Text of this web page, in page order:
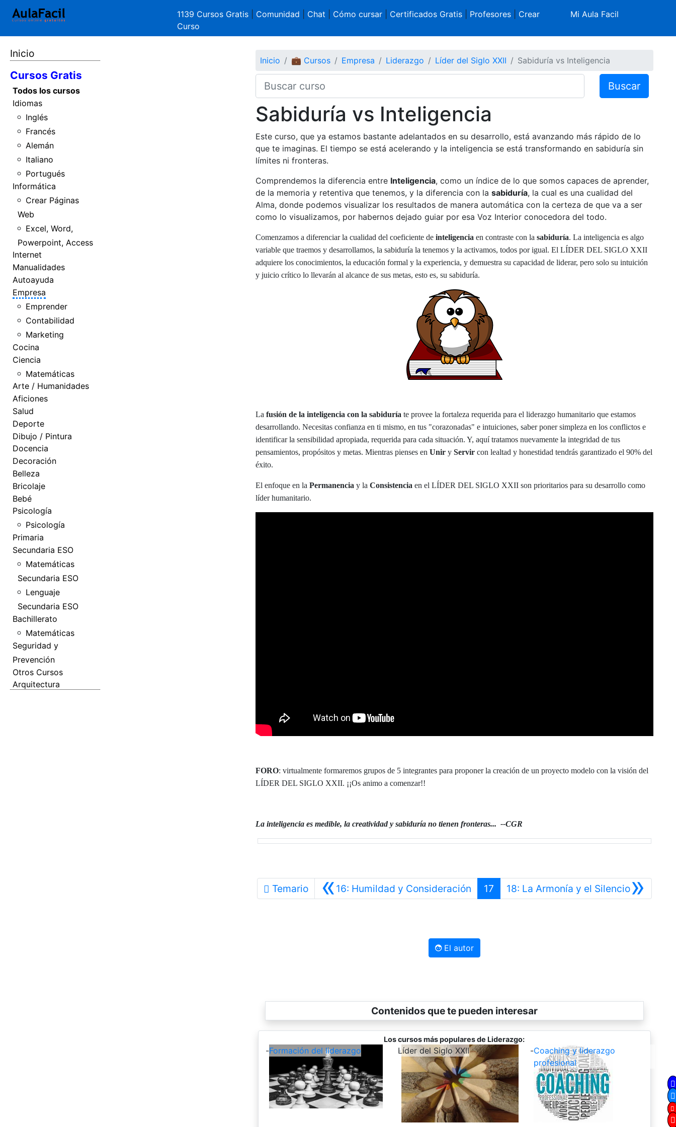
1139 Cursos Gratis Comunidad Chat Cómo cursar| Certificados Gratis| Profesores| Crear
Curso
Mi Aula Facil
Inicio
Cursos Gratis
Todos los cursos
Idiomas
Inglés
Francés
Alemán
Italiano
Portugués
Informática
Crear Páginas
Web
Excel, Word,
Powerpoint, Access
Internet
Manualidades
Autoayuda
Empresa
Emprender
Contabilidad
Marketing
Cocina
Ciencia
Matemáticas
Arte / Humanidades
Aficiones
Salud
Deporte
Dibujo / Pintura
Docencia
Decoración
Belleza
Bricolaje
Bebé
Psicología
Psicología
Primaria
Secundaria ESO
Matemáticas
Secundaria ESO
Lenguaje
Secundaria ESO
Bachillerato
Matemáticas
Seguridad y
Prevención
Otros Cursos
Arquitectura
Inicio 💼 Cursos Empresa Liderazgo Líder del Siglo XXII Sabiduría vs Inteligencia
Buscar
Sabiduría vs Inteligencia
Este curso, que ya estamos bastante adelantados en su desarrollo, está avanzando más rápido de lo
que te imaginas. El tiempo se está acelerando y la inteligencia se está transformando en sabiduría sin
límites ni fronteras.
Comprendemos la diferencia entre Inteligencia, como un índice de lo que somos capaces de aprender,
de la memoria y retentiva que tenemos, y la diferencia con la sabiduría, la cual es una cualidad del
Alma, donde podemos visualizar los resultados de manera automática con la certeza de que va a ser
como lo visualizamos, por habernos dejado guiar por esa Voz Interior conocedora del todo.
Comenzamos a diferenciar la cualidad del coeficiente de inteligencia en contraste con la sabiduría. La inteligencia es algo
variable que traemos y desarrollamos, la sabiduría la tenemos y la activamos, todos por igual. El LÍDER DEL SIGLO XXII
adquiere los conocimientos, la educación formal y la experiencia, y demuestra su capacidad de liderar, pero solo su intuición
y juicio crítico lo llevarán al alcance de sus metas, esto es, su sabiduría.
La fusión de la inteligencia con la sabiduría te provee la fortaleza requerida para el liderazgo humanitario que estamos
desarrollando. Necesitas confianza en ti mismo, en tus "corazonadas" e intuiciones, saber poner simpleza en los conflictos e
identificar la sensibilidad apropiada, requerida para cada situación. Y, aquí tratamos nuevamente la integridad de tus
pensamientos, propósitos y metas. Mientras pienses en Unir y Servircon lealtad y honestidad tendrás garantizado el 90% del
éxito.
El enfoque en la Permanencia y la Consistencia en el LÍDER DEL SIGLO XXII son prioritarios para su desarrollo como
líder humanitario.
FORO: virtualmente formaremos grupos de 5 integrantes para proponer la creación de un proyecto modelo con la visión del
LÍDER DEL SIGLO XXII. ¡¡Os animo a comenzar!!
La inteligencia es medible, la creatividad y sabiduría no tienen fronteras... --CGR
Temario «16: Humildad y ConsideraciónAnterior
17 »
18: La Armonía y el SilencioSiguiente
El autor
Contenidos que te pueden interesar
Los cursos más populares de Liderazgo:
-Formación del liderazgo -
Líder del Siglo XXII -Coaching y liderazgo
profesional